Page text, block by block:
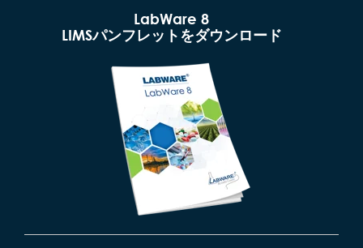
LabWare 8
LIMSパンフレットをダウンロード